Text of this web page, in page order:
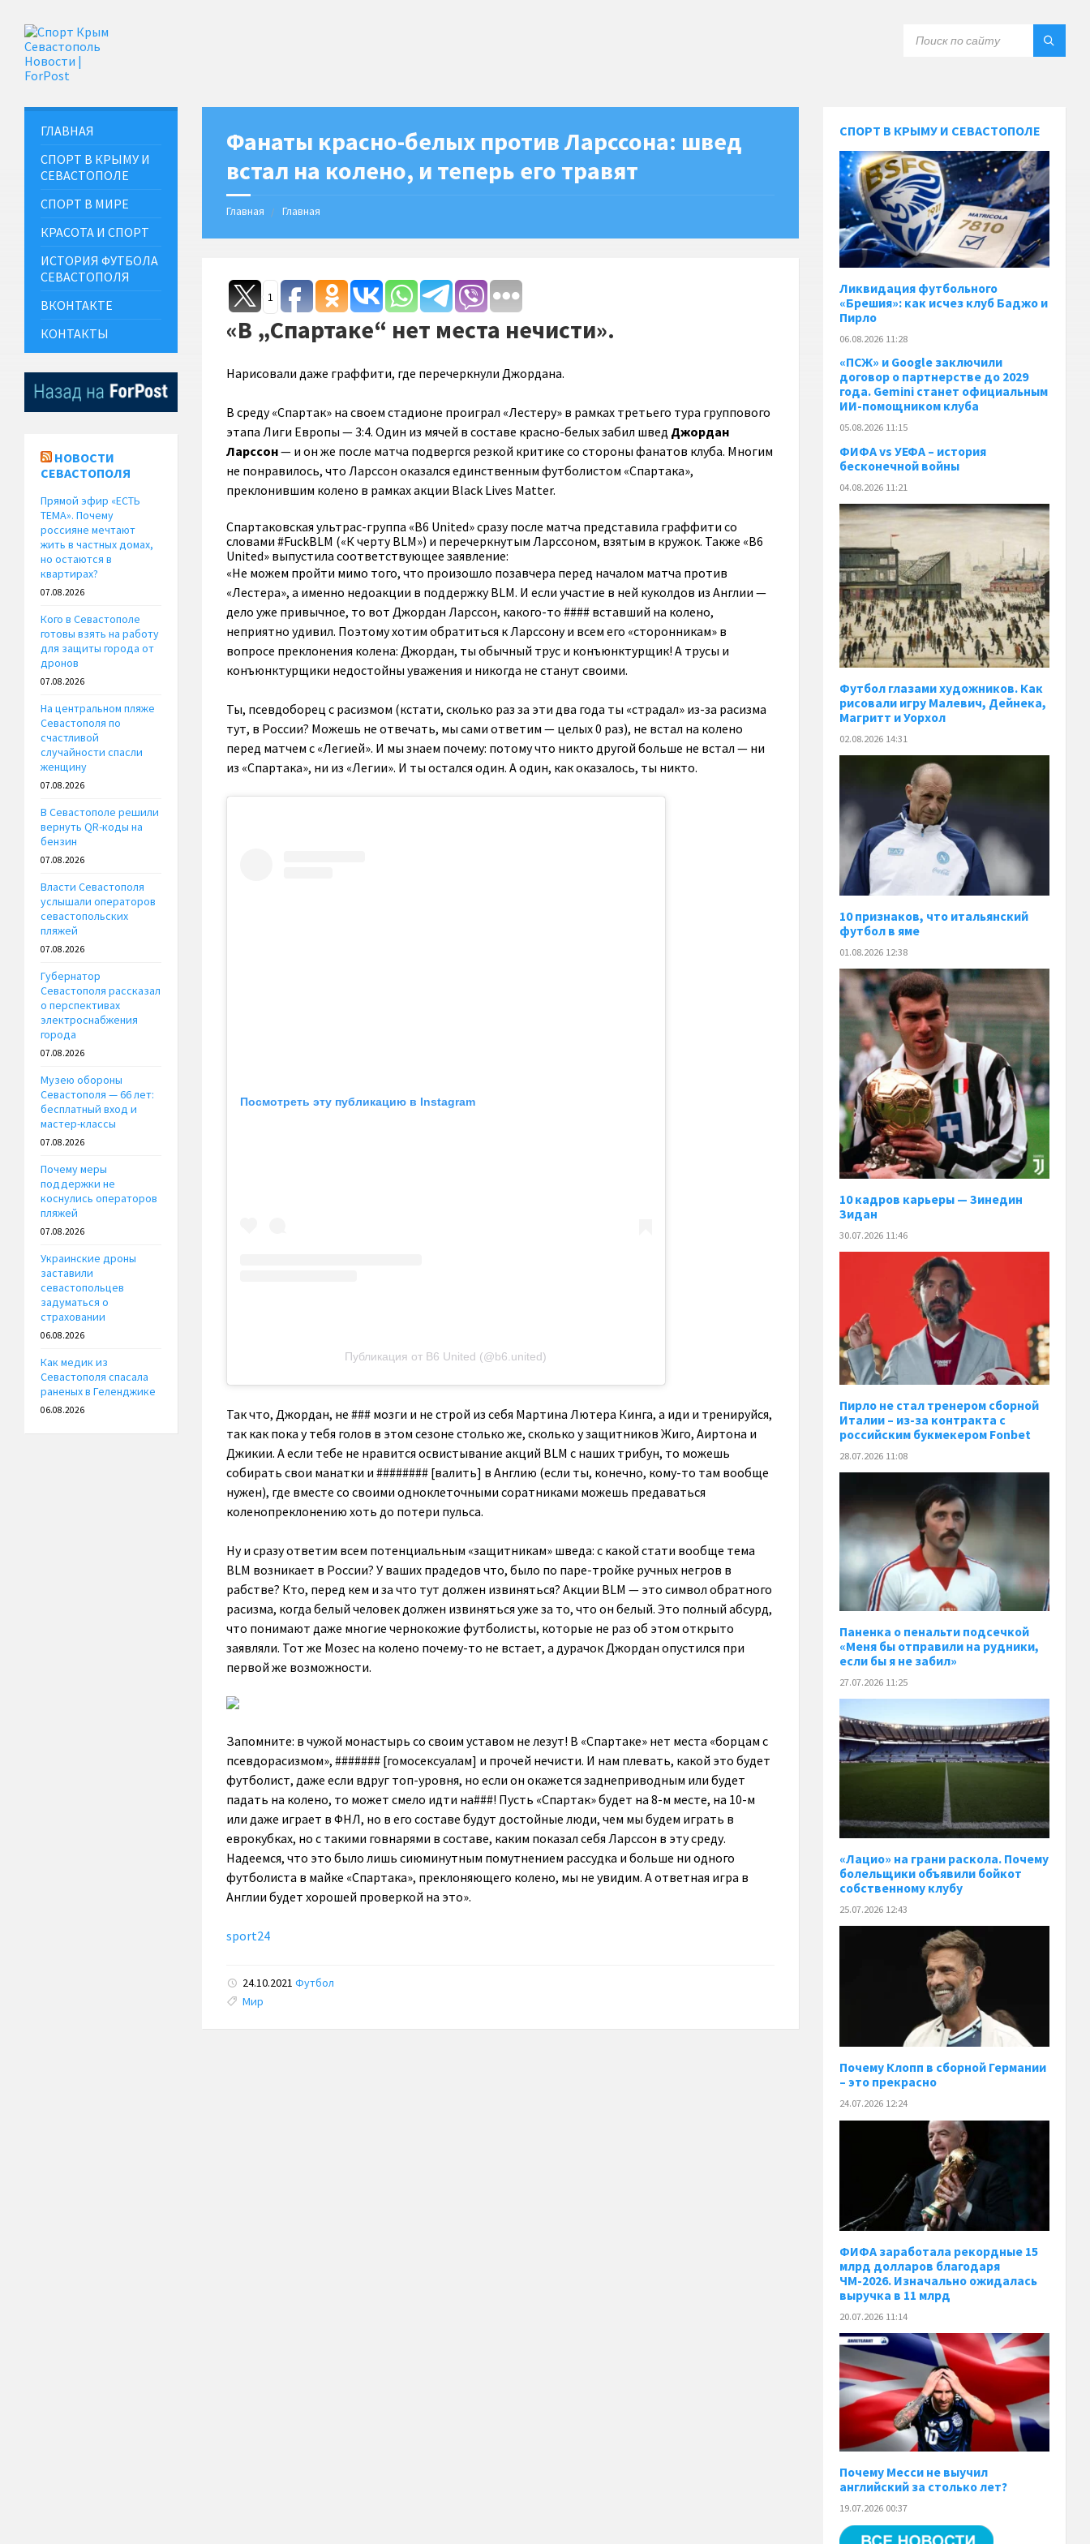
Фанаты красно-белых против Ларссона: швед
встал на колено, и теперь его травят
Главная Главная
1
«В „Спартаке“ нет места нечисти».
Нарисовали даже граффити, где перечеркнули Джордана.
В среду «Спартак» на своем стадионе проиграл «Лестеру» в рамках третьего тура группового
этапа Лиги Европы — 3:4. Один из мячей в составе красно-белых забил швед Джордан
Ларссон— и он же после матча подвергся резкой критике со стороны фанатов клуба. Многим
не понравилось, что Ларссон оказался единственным футболистом «Спартака»,
преклонившим колено в рамках акции Black Lives Matter.
Спартаковская ультрас-группа «B6 United» сразу после матча представила граффити со
словами #FuckBLM («К черту BLM») и перечеркнутым Ларссоном, взятым в кружок. Также «B6
United» выпустила соответствующее заявление:
«Не можем пройти мимо того, что произошло позавчера перед началом матча против
«Лестера», а именно недоакции в поддержку BLM. И если участие в ней куколдов из Англии —
дело уже привычное, то вот Джордан Ларссон, какого-то #### вставший на колено,
неприятно удивил. Поэтому хотим обратиться к Ларссону и всем его «сторонникам» в
вопросе преклонения колена: Джордан, ты обычный трус и конъюнктурщик! А трусы и
конъюнктурщики недостойны уважения и никогда не станут своими.
Ты, псевдоборец с расизмом (кстати, сколько раз за эти два года ты «страдал» из-за расизма
тут, в России? Можешь не отвечать, мы сами ответим — целых 0 раз), не встал на колено
перед матчем с «Легией». И мы знаем почему: потому что никто другой больше не встал — ни
из «Спартака», ни из «Легии». И ты остался один. А один, как оказалось, ты никто.
Посмотреть эту публикацию в Instagram
Публикация от B6 United (@b6.united)
Так что, Джордан, не ### мозги и не строй из себя Мартина Лютера Кинга, а иди и тренируйся,
так как пока у тебя голов в этом сезоне столько же, сколько у защитников Жиго, Аиртона и
Джикии. А если тебе не нравится освистывание акций BLM с наших трибун, то можешь
собирать свои манатки и ######## [валить] в Англию (если ты, конечно, кому-то там вообще
нужен), где вместе со своими одноклеточными соратниками можешь предаваться
коленопреклонению хоть до потери пульса.
Ну и сразу ответим всем потенциальным «защитникам» шведа: с какой стати вообще тема
BLM возникает в России? У ваших прадедов что, было по паре-тройке ручных негров в
рабстве? Кто, перед кем и за что тут должен извиняться? Акции BLM — это символ обратного
расизма, когда белый человек должен извиняться уже за то, что он белый. Это полный абсурд,
что понимают даже многие чернокожие футболисты, которые не раз об этом открыто
заявляли. Тот же Мозес на колено почему-то не встает, а дурачок Джордан опустился при
первой же возможности.
Запомните: в чужой монастырь со своим уставом не лезут! В «Спартаке» нет места «борцам с
псевдорасизмом», ####### [гомосексуалам] и прочей нечисти. И нам плевать, какой это будет
футболист, даже если вдруг топ-уровня, но если он окажется заднеприводным или будет
падать на колено, то может смело идти на###! Пусть «Спартак» будет на 8-м месте, на 10-м
или даже играет в ФНЛ, но в его составе будут достойные люди, чем мы будем играть в
еврокубках, но с такими говнарями в составе, каким показал себя Ларссон в эту среду.
Надеемся, что это было лишь сиюминутным помутнением рассудка и больше ни одного
футболиста в майке «Спартака», преклоняющего колено, мы не увидим. А ответная игра в
Англии будет хорошей проверкой на это».
sport24
24.10.2021 Футбол
Tags:
Мир
ГЛАВНАЯ
СПОРТ В КРЫМУ И
СЕВАСТОПОЛЕ
СПОРТ В МИРЕ
КРАСОТА И СПОРТ
ИСТОРИЯ ФУТБОЛА
СЕВАСТОПОЛЯ
ВКОНТАКТЕ
КОНТАКТЫ
НОВОСТИ
СЕВАСТОПОЛЯ
Прямой эфир «ЕСТЬ
ТЕМА». Почему
россияне мечтают
жить в частных домах,
но остаются в
квартирах?
07.08.2026
Кого в Севастополе
готовы взять на работу
для защиты города от
дронов
07.08.2026
На центральном пляже
Севастополя по
счастливой
случайности спасли
женщину
07.08.2026
В Севастополе решили
вернуть QR-коды на
бензин
07.08.2026
Власти Севастополя
услышали операторов
севастопольских
пляжей
07.08.2026
Губернатор
Севастополя рассказал
о перспективах
электроснабжения
города
07.08.2026
Музею обороны
Севастополя — 66 лет:
бесплатный вход и
мастер-классы
07.08.2026
Почему меры
поддержки не
коснулись операторов
пляжей
07.08.2026
Украинские дроны
заставили
севастопольцев
задуматься о
страховании
06.08.2026
Как медик из
Севастополя спасала
раненых в Геленджике
06.08.2026
СПОРТ В КРЫМУ И СЕВАСТОПОЛЕ
Ликвидация футбольного
«Брешия»: как исчез клуб Баджо и
Пирло
06.08.2026 11:28
«ПСЖ» и Google заключили
договор о партнерстве до 2029
года. Gemini станет официальным
ИИ-помощником клуба
05.08.2026 11:15
ФИФА vs УЕФА – история
бесконечной войны
04.08.2026 11:21
Футбол глазами художников. Как
рисовали игру Малевич, Дейнека,
Магритт и Уорхол
02.08.2026 14:31
10 признаков, что итальянский
футбол в яме
01.08.2026 12:38
10 кадров карьеры — Зинедин
Зидан
30.07.2026 11:46
Пирло не стал тренером сборной
Италии – из-за контракта с
российским букмекером Fonbet
28.07.2026 11:08
Паненка o пенальти подсечкой
«Меня бы отправили на рудники,
если бы я не забил»
27.07.2026 11:25
«Лацио» на грани раскола. Почему
болельщики объявили бойкот
собственному клубу
25.07.2026 12:43
Почему Клопп в сборной Германии
– это прекрасно
24.07.2026 12:24
ФИФА заработала рекордные 15
млрд долларов благодаря
ЧМ-2026. Изначально ожидалась
выручка в 11 млрд
20.07.2026 11:14
Почему Месси не выучил
английский за столько лет?
19.07.2026 00:37